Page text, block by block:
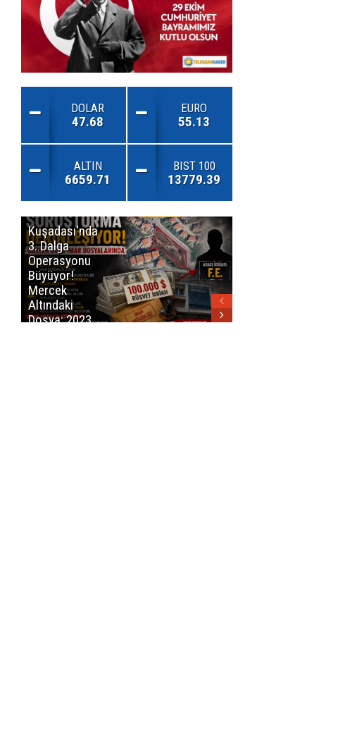
DOLAR
47.68
EURO
55.13
ALTIN
6659.71
BIST 100
13779.39
Kuşadası'nda
3. Dalga
Operasyonu
Büyüyor!
Mercek
Altındaki
Dosya: 2023